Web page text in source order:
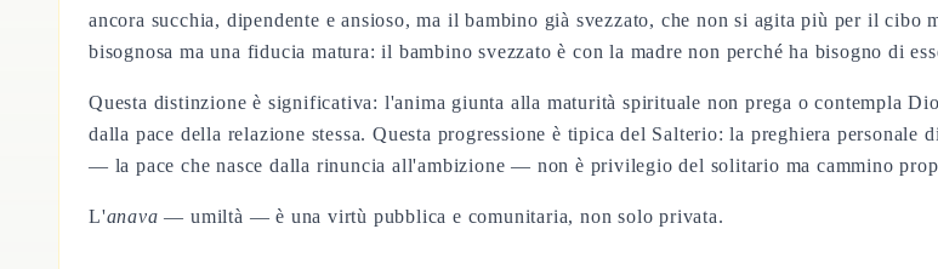
ancora succhia, dipendente e ansioso, ma il bambino già svezzato, che non si agita più per il cibo
bisognosa ma una fiducia matura: il bambino svezzato è con la madre non perché ha bisogno di
Questa distinzione è significativa: l'anima giunta alla maturità spirituale non prega o contempla
dalla pace della relazione stessa. Questa progressione è tipica del Salterio: la preghiera
— la pace che nasce dalla rinuncia all'ambizione — non è privilegio del solitario ma cammino
L'anava — umiltà — è una virtù pubblica e comunitaria, non solo privata.